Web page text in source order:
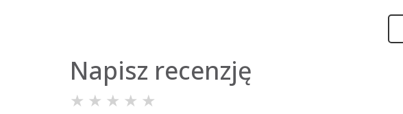
Napisz recenzję
★ ★ ★ ★ ★